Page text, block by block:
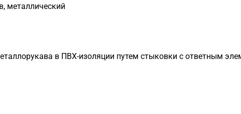
металлический
в ПВХ-изоляции путем стыковки с ответным